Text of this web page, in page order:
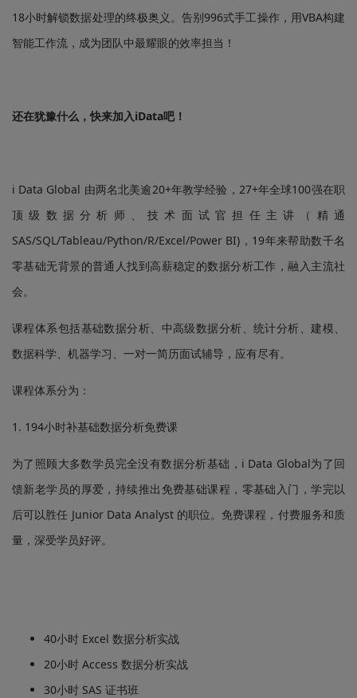
18小时解锁数据处理的终极奥义。告别996式手工操作，用VBA构建
智能工作流，成为团队中最耀眼的效率担当！
还在犹豫什么，快来加入iData吧！
i Data Global 由两名北美逾20+年教学经验，27+年全球100强在职
顶级数据分析师、技术面试官担任主讲（精通
SAS/SQL/Tableau/Python/R/Excel/Power BI)，19年来帮助数千名
零基础无背景的普通人找到高薪稳定的数据分析工作，融入主流社
会。
课程体系包括基础数据分析、中高级数据分析、统计分析、建模、
数据科学、机器学习、一对一简历面试辅导，应有尽有。
课程体系分为：
1. 194小时补基础数据分析免费课
为了照顾大多数学员完全没有数据分析基础，i Data Global为了回
馈新老学员的厚爱，持续推出免费基础课程，零基础入门，学完以
后可以胜任 Junior Data Analyst 的职位。免费课程，付费服务和质
量，深受学员好评。
40小时 Excel 数据分析实战
20小时 Access 数据分析实战
30小时 SAS 证书班